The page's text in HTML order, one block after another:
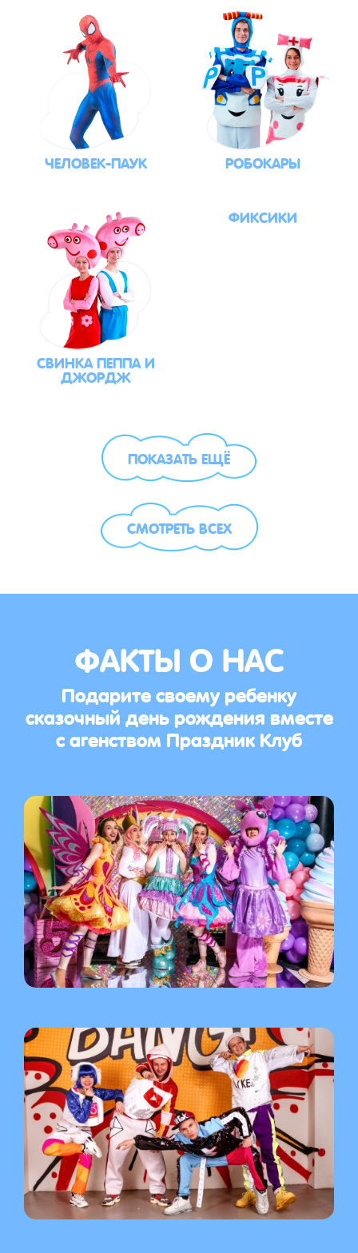
ЧЕЛОВЕК-ПАУК РОБОКАРЫ
СВИНКА ПЕППА И
ДЖОРДЖ
ФИКСИКИ
ПОКАЗАТЬ ЕЩЁ
СМОТРЕТЬ ВСЕХ
ФАКТЫ О НАС
Подарите своему ребенку
сказочный день рождения вместе
с агенством Праздник Клуб